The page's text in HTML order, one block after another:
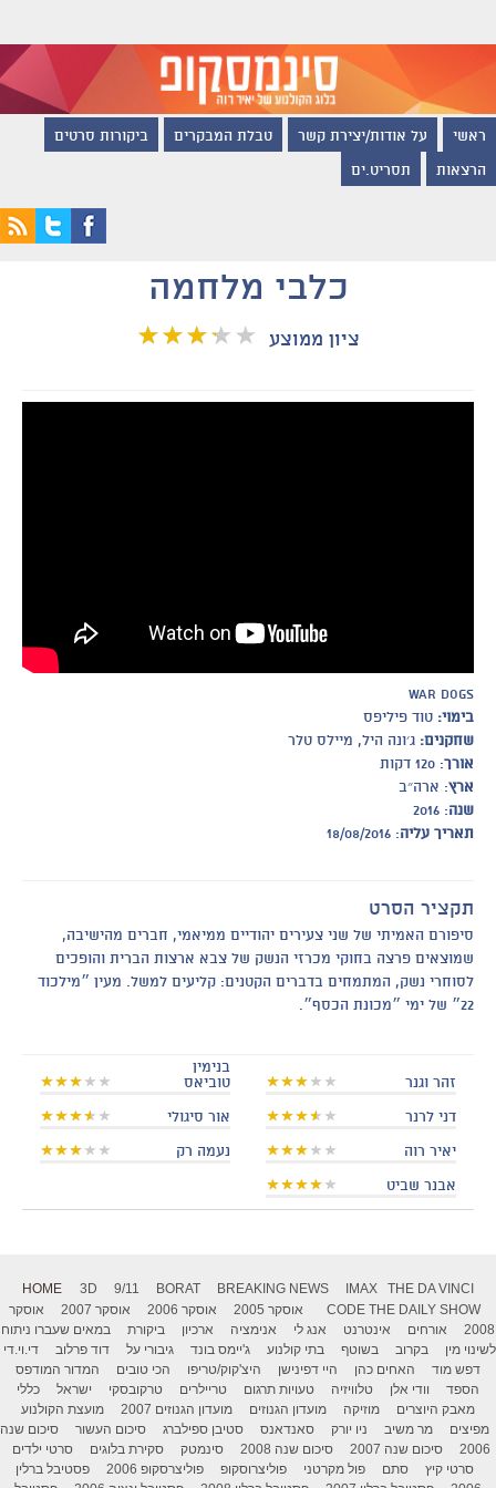
ראשי על אודות/יצירת קשר טבלת המבקרים ביקורות סרטים
הרצאות תסריט.ים
כלבי מלחמה
ציון ממוצע
War Dogs
בימוי: טוד פיליפס
שחקנים: ג׳ונה היל, מיילס טלר
אורך: 120 דקות
ארץ: ארה״ב
שנה: 2016
תאריך עליה: 18/08/2016
תקציר הסרט
סיפורם האמיתי של שני צעירים יהודיים ממיאמי, חברים מהישיבה,
שמוצאים פרצה בחוקי מכרזי הנשק של צבא ארצות הברית והופכים
לסוחרי נשק, המתמחים בדברים הקטנים: קליעים למשל. מעין ״מילכוד
22״ של ימי ״מכונת הכסף״.
זהר וגנר
בנימין
טוביאס
דני לרנר אור סיגולי
יאיר רוה נעמה רק
אבנר שביט
HOME 3D 9/11 BORAT BREAKING NEWS IMAX
THE DA VINCI
CODE THE DAILY SHOW אוסקר 2005 אוסקר 2006 אוסקר 2007
אוסקר
2008
אורחים אינטרנט אנג לי אנימציה ארכיון ביקורת
במאים שעברו ניתוח
לשינוי מין
בקרוב בשוטף בתי קולנוע ג'יימס בונד גיבורי על דוד פרלוב
די.וי.די
דפש מוד
האחים כהן היי דפינישן היצ'קוק/טריפו הכי טובים
המדור המודפס
הספד
וודי אלן טלוויזיה טעויות תרגום טריילרים טרקובסקי ישראל
כללי
מאבק היוצרים
מוזיקה מועדון הגנוזים מועדון הגנוזים 2007
מועצת הקולנוע
מפיצים
מר משיב ניו יורק סאנדאנס סטיבן ספילברג סיכום העשור
סיכום שנה
2006
סיכום שנה 2007 סיכום שנה 2008 סינמטק סקירת בלוגים
סרטי ילדים
סרטי קיץ
סתם פול מקרטני פוליצרוסקופ פוליצרסקופ 2006
פסטיבל ברלין